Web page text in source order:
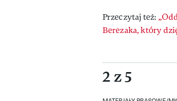
Przeczytaj też:
Berezaka, który
2 z 5